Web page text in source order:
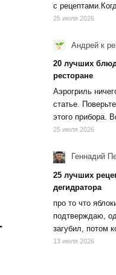
с
25 июля 2026
Андрей к
20 лучших
ресторане
Аэрогриль
статье.
этого прибора.
25 июля 2026
Геннадий
25 лучших
дегидратора
про то что
подтверждаю,
загубил, потом
13 июля 2026